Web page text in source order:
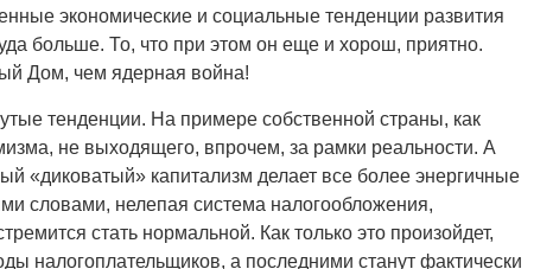
экономические и социальные тенденции развития
больше. То, что при этом он еще и хорош, приятно.
Дом, чем ядерная война!
тенденции. На примере собственной страны, как
не выходящего, впрочем, за рамки реальности. А
«диковатый» капитализм делает все более энергичные
словами, нелепая система налогообложения,
стать нормальной. Как только это произойдет,
налогоплательщиков, а последними станут фактически